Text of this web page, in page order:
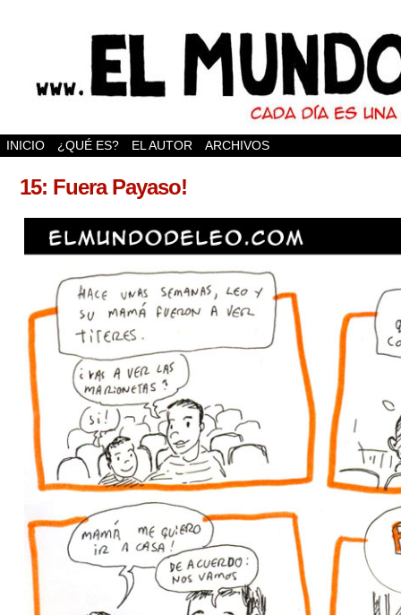
INICIO ¿QUÉ ES? EL AUTOR ARCHIVOS
15: Fuera Payaso!